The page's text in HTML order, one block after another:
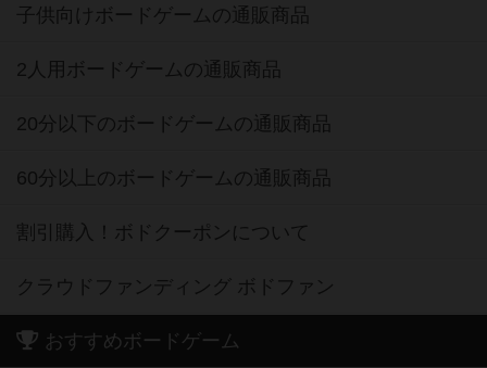
子供向けボードゲームの通販商品
2人用ボードゲームの通販商品
20分以下のボードゲームの通販商品
60分以上のボードゲームの通販商品
割引購入！ボドクーポンについて
クラウドファンディング ボドファン
おすすめボードゲーム